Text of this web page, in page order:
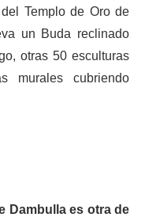
Templo de Oro de
un Buda reclinado
otras 50 esculturas
murales cubriendo
Dambulla es otra de